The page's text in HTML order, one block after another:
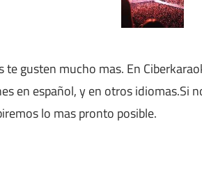
te gusten mucho mas. En
en español, y en otros idiomas.Si
lo mas pronto posible.